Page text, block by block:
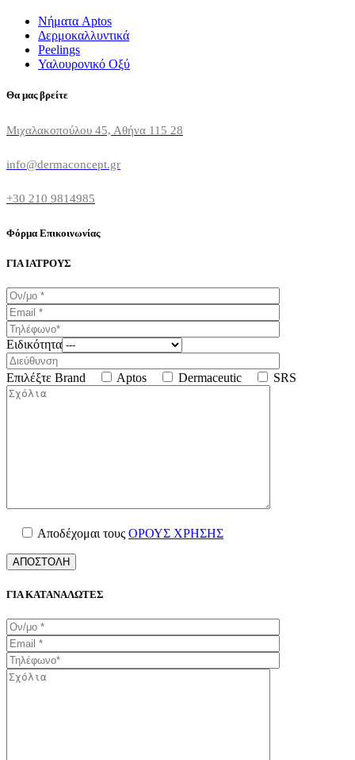
Νήματα Aptos
Δερμοκαλλυντικά
Peelings
Υαλουρονικό Οξύ
Θα μας βρείτε
Μιχαλακοπούλου 45, Αθήνα 115 28
info@dermaconcept.gr
+30 210 9814985
Φόρμα Επικοινωνίας
ΓΙΑ ΙΑΤΡΟΥΣ
Ειδικότητα
Επιλέξτε Brand Aptos Dermaceutic SRS
Αποδέχομαι τους ΟΡΟΥΣ ΧΡΗΣΗΣ
ΓΙΑ ΚΑΤΑΝΑΛΩΤΕΣ